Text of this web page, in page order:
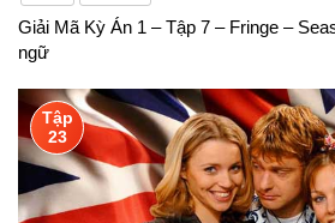
Giải Mã Kỳ Án 1 – Tập 7 – Fringe –
ngữ
Tập
23